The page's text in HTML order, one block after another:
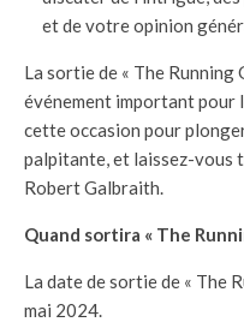
et de votre opinion
La sortie de « The Running
événement important pour
cette occasion pour
palpitante, et laissez-vous
Robert Galbraith.
Quand sortira « The
La date de sortie de « The
mai 2024.